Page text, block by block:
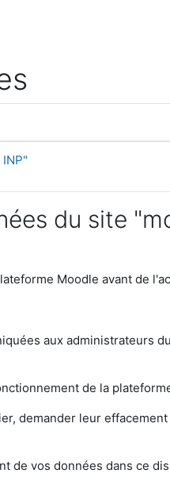
du site
Moodle avant de
aux administrateurs
de la
demander leur
vos données dans ce